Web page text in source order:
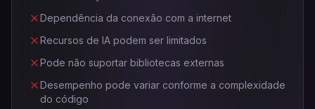
Dependência da conexão com a internet
Recursos de IA podem ser limitados
Pode não suportar bibliotecas externas
Desempenho pode variar conforme a complexidade
do código